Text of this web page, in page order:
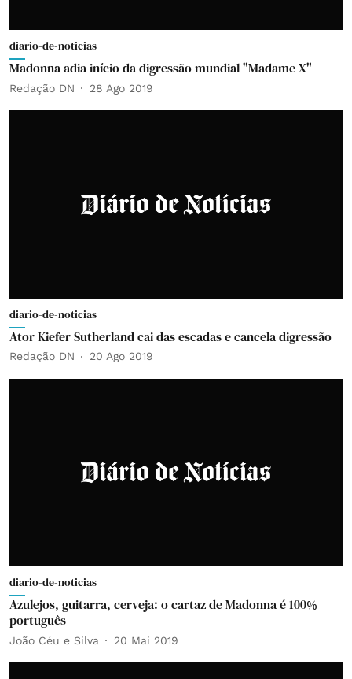
diario-de-noticias
Madonna adia início da digressão mundial "Madame X"
Redação DN 28 Ago 2019
diario-de-noticias
Ator Kiefer Sutherland cai das escadas e cancela digressão
Redação DN 20 Ago 2019
diario-de-noticias
Azulejos, guitarra, cerveja: o cartaz de Madonna é 100%
português
João Céu e Silva 20 Mai 2019